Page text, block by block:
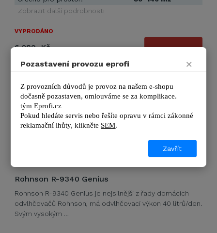
Zobrazit další podrobnosti
VYPRODÁNO
6 280 Kč
Rohnson R-9340 Genius
Rohnson R-9340 Genius je nejsilnější z řady domácích
odvlhčovačů Rohnson, má odvlhčovací výkon 40 litrů/den.
Svým vysokým …
Pozastavení provozu eprofi ×
Z provozních důvodů je provoz na našem e-shopu
dočasně pozastaven, omlouváme se za komplikace.
tým Eprofi.cz
Pokud hledáte servis nebo řešíte opravu v rámci zákonné
reklamační lhůty, klikněte SEM.
Zavřít